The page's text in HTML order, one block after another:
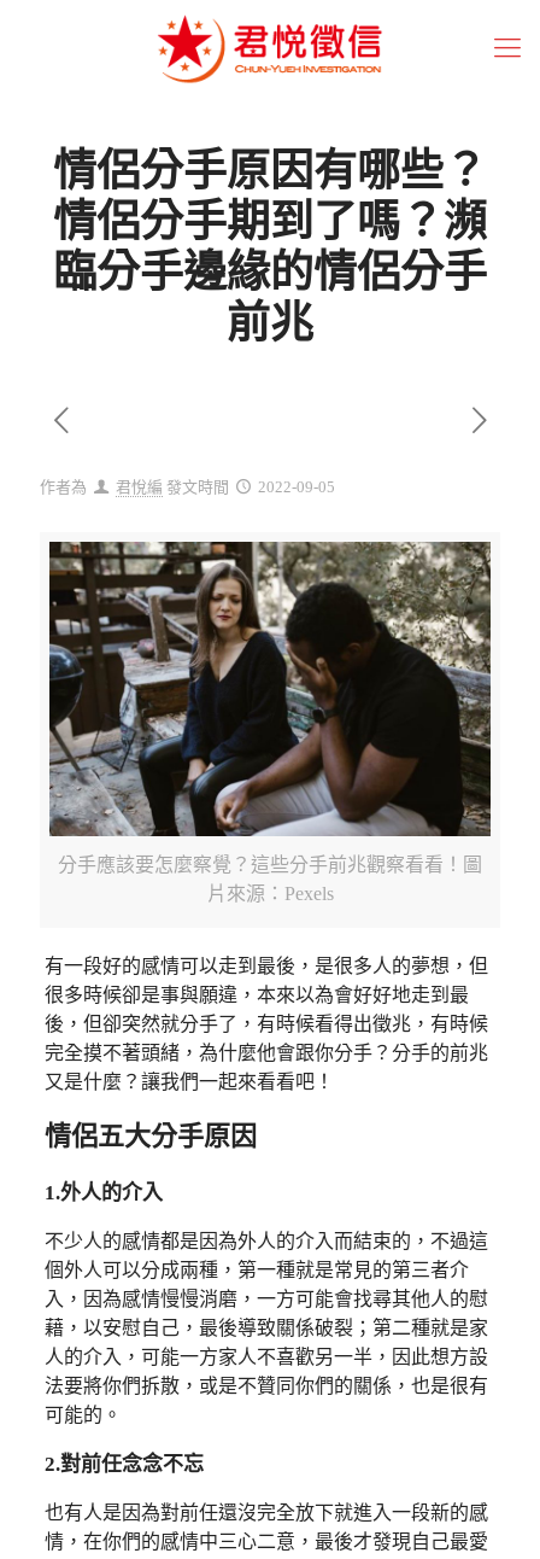
情侶分手原因有哪些？
情侶分手期到了嗎？瀕
臨分手邊緣的情侶分手
前兆
作者為 君悅編 發文時間 2022-09-05
分手應該要怎麼察覺？這些分手前兆觀察看看！圖
片來源：Pexels
有一段好的感情可以走到最後，是很多人的夢想，但
很多時候卻是事與願違，本來以為會好好地走到最
後，但卻突然就分手了，有時候看得出徵兆，有時候
完全摸不著頭緒，為什麼他會跟你分手？分手的前兆
又是什麼？讓我們一起來看看吧！
情侶五大分手原因
1.外人的介入
不少人的感情都是因為外人的介入而結束的，不過這
個外人可以分成兩種，第一種就是常見的第三者介
入，因為感情慢慢消磨，一方可能會找尋其他人的慰
藉，以安慰自己，最後導致關係破裂；第二種就是家
人的介入，可能一方家人不喜歡另一半，因此想方設
法要將你們拆散，或是不贊同你們的關係，也是很有
可能的。
2.對前任念念不忘
也有人是因為對前任還沒完全放下就進入一段新的感
情，在你們的感情中三心二意，最後才發現自己最愛